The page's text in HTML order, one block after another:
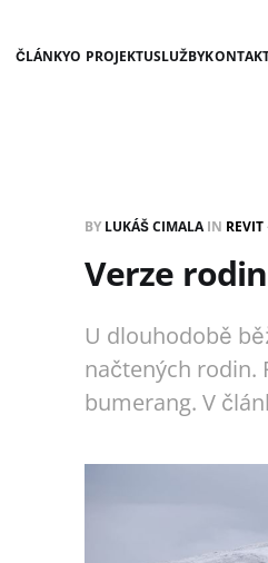
ČLÁNKYO PROJEKTUSLUŽBY
BY LUKÁŠ CIMALAIN REVIT
Verze
U dlouhodobě
načtených rodin.
bumerang. V